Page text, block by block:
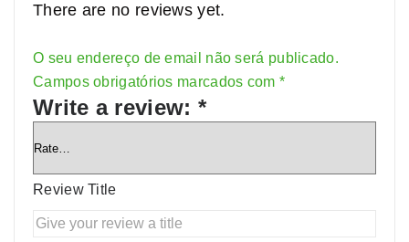
There are no reviews yet.
O seu endereço de email não será publicado.
Campos obrigatórios marcados com *
Write a review: *
Review Title
Alternative: